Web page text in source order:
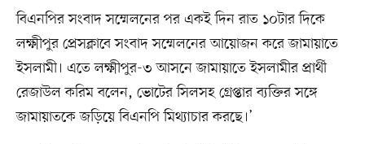
বিএনপির সংবাদ সম্মেলনের পর একই দিন রাত ১০টার দিকে
লক্ষ্মীপুর প্রেসক্লাবে সংবাদ সম্মেলনের আয়োজন করে জামায়াতে
ইসলামী। এতে লক্ষ্মীপুর-৩ আসনে জামায়াতে ইসলামীর প্রার্থী
রেজাউল করিম বলেন, ভোটের সিলসহ গ্রেপ্তার ব্যক্তির সঙ্গে
জামায়াতকে জড়িয়ে বিএনপি মিথ্যাচার করছে।’